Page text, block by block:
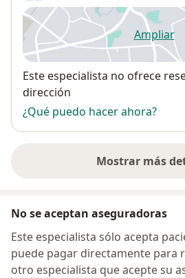
Ampliar
se
Disponibilidad
Este especialista no ofrece
dirección
¿Qué puedo hacer ahora?
Mostrar mássobre
No se aceptan aseguradoras
Este especialista sólo acepta
puede pagar directamente para
otro especialista que acepte su